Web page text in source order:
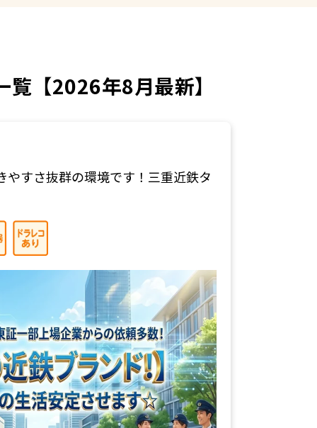
【2026年8月最新】
すさ抜群の環境です！三重近鉄タ